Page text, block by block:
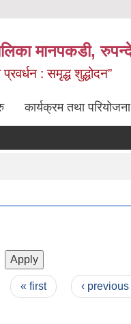
मानपकडी,
: समृद्ध शुद्धोदन”
कार्यक्रम तथा परियोजना
« first ‹ previous